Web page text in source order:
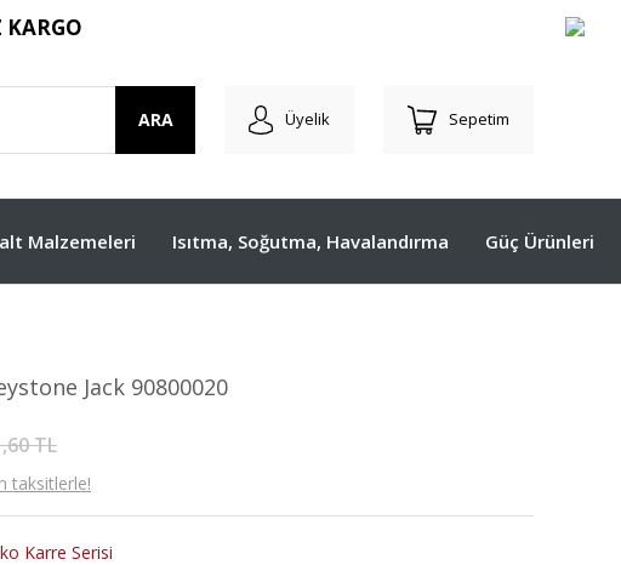
KARGO
ARA Üyelik Sepetim
Malzemeleri Isıtma, Soğutma, Havalandırma Güç Ürünleri
Jack 90800020
TL
taksitlerle!
Karre Serisi